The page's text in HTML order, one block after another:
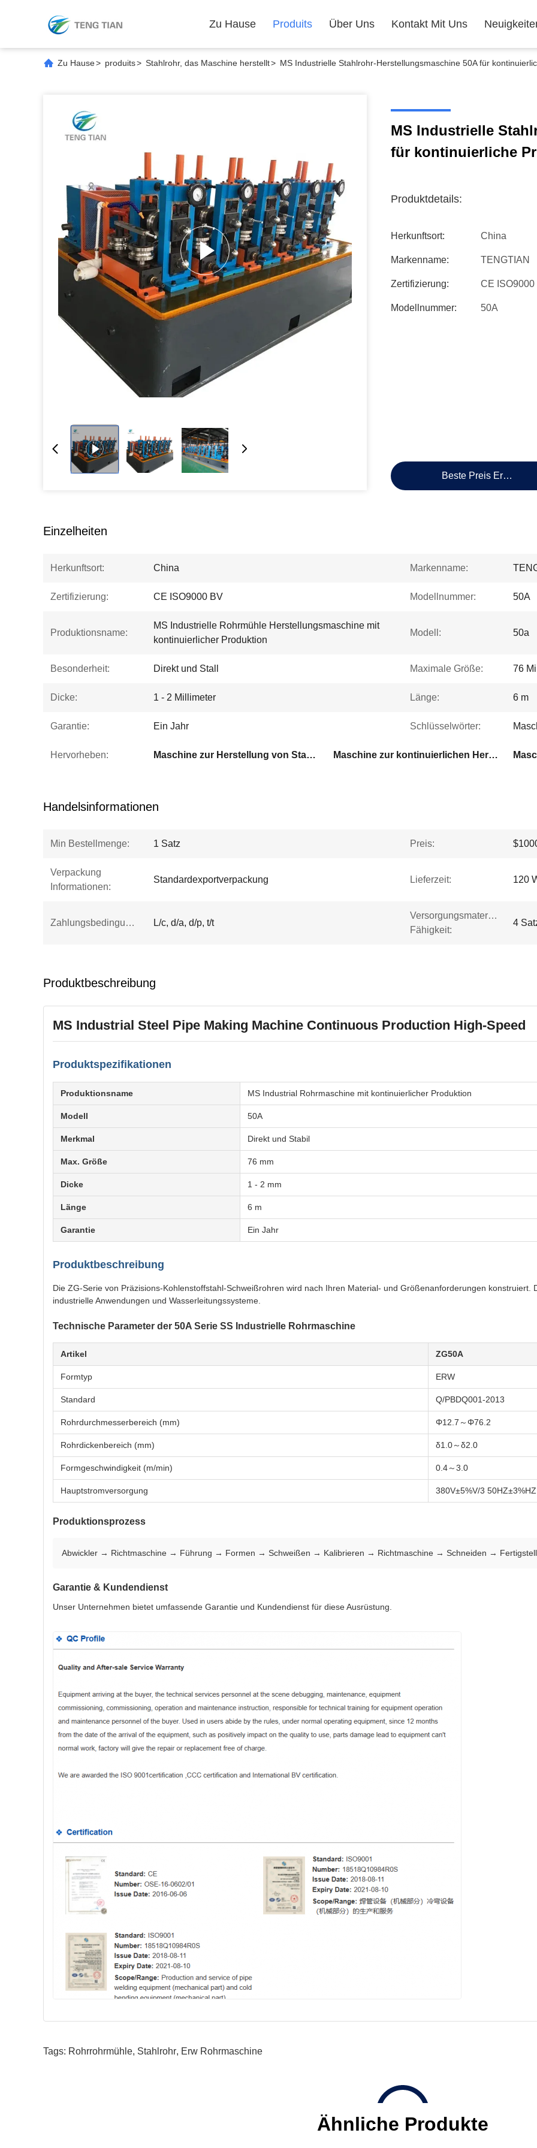
Zu Hause Produits Über Uns Kontakt Mit Uns
Zu Hause> produits> Stahlrohr, das Maschine herstellt> MS Industrielle Stahlrohr-Herstellungsmaschine 50A für
MS Industrielle
für kontinuierliche
Produktdetails:
Herkunftsort: China
Markenname: TENGTIAN
Zertifizierung: CE ISO9000
Modellnummer: 50A
Beste Preis Erhalten
Einzelheiten
Herkunftsort: China Markenname:
Zertifizierung: CE ISO9000 BV Modellnummer: 50A
Produktionsname:
MS Industrielle Rohrmühle Herstellungsmaschine mit
kontinuierlicher Produktion
Modell: 50a
Besonderheit: Direkt und Stall Maximale Größe: 76
Dicke: 1 - 2 Millimeter Länge: 6 m
Garantie: Ein Jahr Schlüsselwörter:
Hervorheben: Maschine zur Herstellung von Stahlrohren mit hoher Geschwindigkeit Maschine zur kontinuierlichen Herstellung von Stahlrohren
Handelsinformationen
Min Bestellmenge: 1 Satz Preis:
Verpackung
Informationen:
Standardexportverpackung Lieferzeit: 120
Zahlungsbedingungen: L/c, d/a, d/p, t/t
Versorgungsmaterial-
Fähigkeit:
4
Produktbeschreibung
MS Industrial Steel Pipe Making Machine Continuous Production High-Speed
Produktspezifikationen
Produktionsname MS Industrial Rohrmaschine mit kontinuierlicher Produktion
Modell 50A
Merkmal Direkt und Stabil
Max. Größe 76 mm
Dicke 1 - 2 mm
Länge 6 m
Garantie Ein Jahr
Produktbeschreibung
Die ZG-Serie von Präzisions-Kohlenstoffstahl-Schweißrohren wird nach Ihren Material- und Größenanforderungen konstruiert.
industrielle Anwendungen und Wasserleitungssysteme.
Technische Parameter der 50A Serie SS Industrielle Rohrmaschine
Artikel ZG50A
Formtyp ERW
Standard Q/PBDQ001-2013
Rohrdurchmesserbereich (mm) Φ12.7～Φ76.2
Rohrdickenbereich (mm) δ1.0～δ2.0
Formgeschwindigkeit (m/min) 0.4～3.0
Hauptstromversorgung 380V±5%V/3 50HZ±3%HZ
Produktionsprozess
Abwickler → Richtmaschine → Führung → Formen → Schweißen → Kalibrieren → Richtmaschine → Schneiden →
Garantie & Kundendienst
Unser Unternehmen bietet umfassende Garantie und Kundendienst für diese Ausrüstung.
Tags: Rohrrohrmühle, Stahlrohr, Erw Rohrmaschine
Ähnliche Produkte